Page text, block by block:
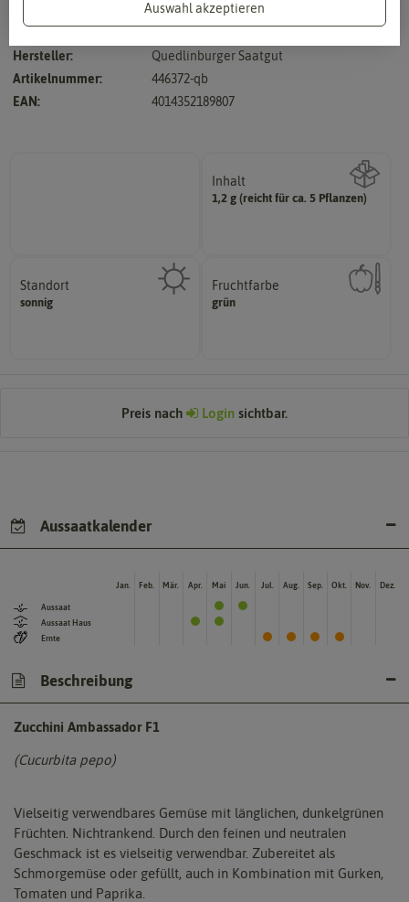
Ambassador - F1-Hybride - Hoher Ertrag
Hersteller:
Quedlinburger Saatgut
Artikelnummer:
446372-qb
EAN:
4014352189807
Inhalt
1,2 g (reicht für ca. 5 Pflanzen)
Wie viel ist enthalten
Standort
sonnig
Pflanze? (schattig, halbschattig,
sonnig, vollsonnig)
Fruchtfarbe
grün
sie nach dem Reifungsprozess
hat.
Preis nach Login sichtbar.
Aussaatkalender
Aussaat
Aussaat Haus
Ernte
Jan. Feb. Mär. Apr. Mai Jun. Jul. Aug. Sep. Okt. Nov. Dez.
Beschreibung
Zucchini Ambassador F1
(Cucurbita pepo)
Vielseitig verwendbares Gemüse mit länglichen, dunkelgrünen
Früchten. Nichtrankend. Durch den feinen und neutralen
Geschmack ist es vielseitig verwendbar. Zubereitet als
Schmorgemüse oder gefüllt, auch in Kombination mit Gurken,
Tomaten und Paprika.
Auswahl akzeptieren